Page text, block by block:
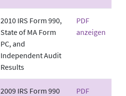
2010 IRS Form 990,
State of MA Form
PC, and
Independent Audit
Results
PDF
anzeigen
2009 IRS Form 990
PDF